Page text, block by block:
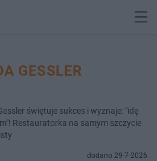
GESSLER
świętuje sukces i wyznaje: "idę
Restauratorka na samym szczycie
dodano 29-7-2026